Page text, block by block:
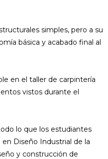
simples, pero a su
básica y acabado final al
en el taller de carpintería
vistos durante el
lo que los estudiantes
Diseño Industrial de la
y construcción de